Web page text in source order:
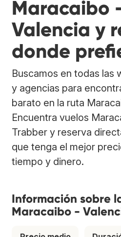
Maracaibo
Valencia y
donde
Buscamos en todas las
y agencias para
barato en la ruta
Encuentra vuelos
Trabber y reserva
que tenga el mejor
tiempo y dinero.
Información sobre
Maracaibo -